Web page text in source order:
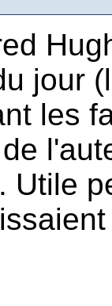
jour
les
. Utile